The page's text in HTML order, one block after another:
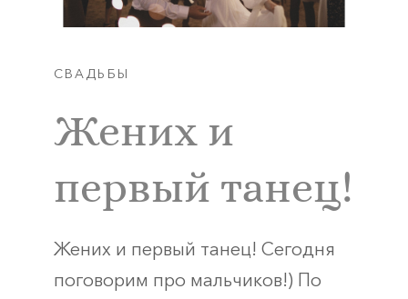
СВАДЬБЫ
Жених и
первый танец!
Жених и первый танец! Сегодня
поговорим про мальчиков!) По